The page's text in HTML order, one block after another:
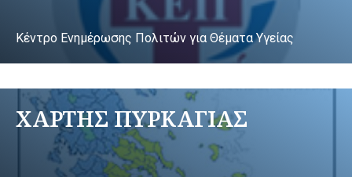
Κέντρο Ενημέρωσης Πολιτών για Θέματα Υγείας
ΧΑΡΤΗΣ ΠΥΡΚΑΓΙΑΣ